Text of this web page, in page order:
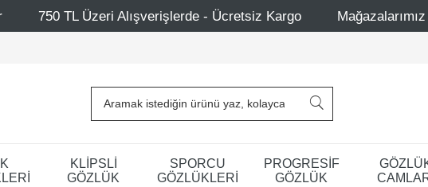
Alışverişlerde - Ücretsiz Kargo Mağazalarımız – Bağdat
KLİPSLİ
GÖZLÜK
SPORCU
GÖZLÜKLERİ
PROGRESİF
GÖZLÜK